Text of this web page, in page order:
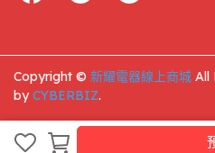
Copyright © 新耀電器線上商城 All
byCYBERBIZ.